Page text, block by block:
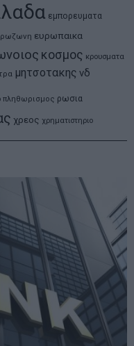
εμπορευματα
ευρωπαικα
κοσμος κρουσματα
μητσοτακης νδ
πληθωρισμος ρωσια
χρεος χρηματιστηριο